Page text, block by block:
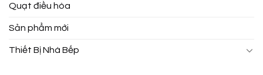
Quạt điều hòa
Sản phẩm mới
Thiết Bị Nhà Bếp